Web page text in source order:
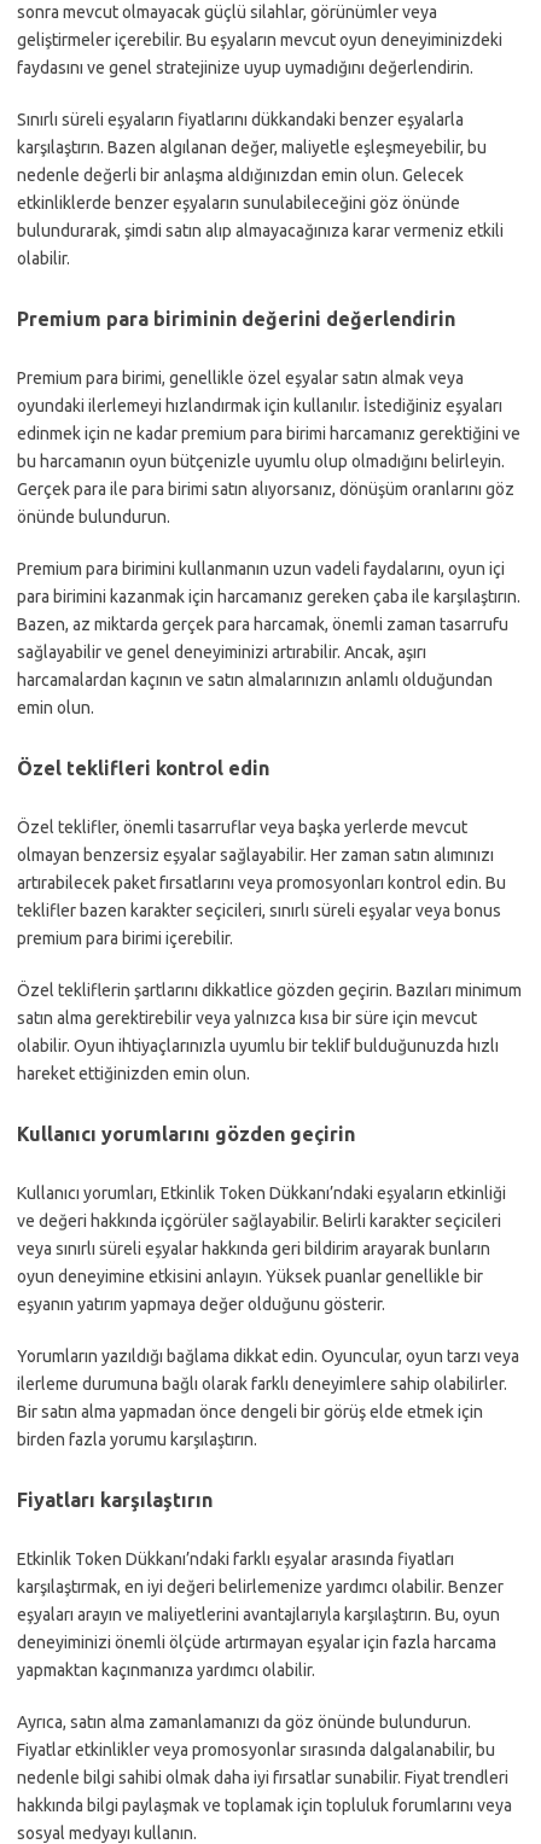
sonra mevcut olmayacak güçlü silahlar, görünümler veya
geliştirmeler içerebilir. Bu eşyaların mevcut oyun deneyiminizdeki
faydasını ve genel stratejinize uyup uymadığını değerlendirin.
Sınırlı süreli eşyaların fiyatlarını dükkandaki benzer eşyalarla
karşılaştırın. Bazen algılanan değer, maliyetle eşleşmeyebilir, bu
nedenle değerli bir anlaşma aldığınızdan emin olun. Gelecek
etkinliklerde benzer eşyaların sunulabileceğini göz önünde
bulundurarak, şimdi satın alıp almayacağınıza karar vermeniz etkili
olabilir.
Premium para biriminin değerini değerlendirin
Premium para birimi, genellikle özel eşyalar satın almak veya
oyundaki ilerlemeyi hızlandırmak için kullanılır. İstediğiniz eşyaları
edinmek için ne kadar premium para birimi harcamanız gerektiğini ve
bu harcamanın oyun bütçenizle uyumlu olup olmadığını belirleyin.
Gerçek para ile para birimi satın alıyorsanız, dönüşüm oranlarını göz
önünde bulundurun.
Premium para birimini kullanmanın uzun vadeli faydalarını, oyun içi
para birimini kazanmak için harcamanız gereken çaba ile karşılaştırın.
Bazen, az miktarda gerçek para harcamak, önemli zaman tasarrufu
sağlayabilir ve genel deneyiminizi artırabilir. Ancak, aşırı
harcamalardan kaçının ve satın almalarınızın anlamlı olduğundan
emin olun.
Özel teklifleri kontrol edin
Özel teklifler, önemli tasarruflar veya başka yerlerde mevcut
olmayan benzersiz eşyalar sağlayabilir. Her zaman satın alımınızı
artırabilecek paket fırsatlarını veya promosyonları kontrol edin. Bu
teklifler bazen karakter seçicileri, sınırlı süreli eşyalar veya bonus
premium para birimi içerebilir.
Özel tekliflerin şartlarını dikkatlice gözden geçirin. Bazıları minimum
satın alma gerektirebilir veya yalnızca kısa bir süre için mevcut
olabilir. Oyun ihtiyaçlarınızla uyumlu bir teklif bulduğunuzda hızlı
hareket ettiğinizden emin olun.
Kullanıcı yorumlarını gözden geçirin
Kullanıcı yorumları, Etkinlik Token Dükkanı’ndaki eşyaların etkinliği
ve değeri hakkında içgörüler sağlayabilir. Belirli karakter seçicileri
veya sınırlı süreli eşyalar hakkında geri bildirim arayarak bunların
oyun deneyimine etkisini anlayın. Yüksek puanlar genellikle bir
eşyanın yatırım yapmaya değer olduğunu gösterir.
Yorumların yazıldığı bağlama dikkat edin. Oyuncular, oyun tarzı veya
ilerleme durumuna bağlı olarak farklı deneyimlere sahip olabilirler.
Bir satın alma yapmadan önce dengeli bir görüş elde etmek için
birden fazla yorumu karşılaştırın.
Fiyatları karşılaştırın
Etkinlik Token Dükkanı’ndaki farklı eşyalar arasında fiyatları
karşılaştırmak, en iyi değeri belirlemenize yardımcı olabilir. Benzer
eşyaları arayın ve maliyetlerini avantajlarıyla karşılaştırın. Bu, oyun
deneyiminizi önemli ölçüde artırmayan eşyalar için fazla harcama
yapmaktan kaçınmanıza yardımcı olabilir.
Ayrıca, satın alma zamanlamanızı da göz önünde bulundurun.
Fiyatlar etkinlikler veya promosyonlar sırasında dalgalanabilir, bu
nedenle bilgi sahibi olmak daha iyi fırsatlar sunabilir. Fiyat trendleri
hakkında bilgi paylaşmak ve toplamak için topluluk forumlarını veya
sosyal medyayı kullanın.